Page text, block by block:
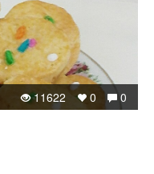
0
0
11622